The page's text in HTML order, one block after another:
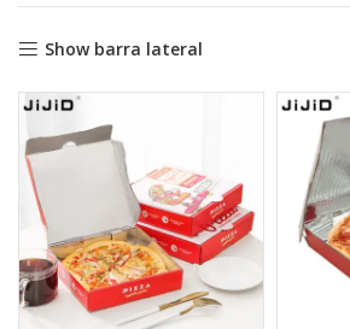
Show barra lateral